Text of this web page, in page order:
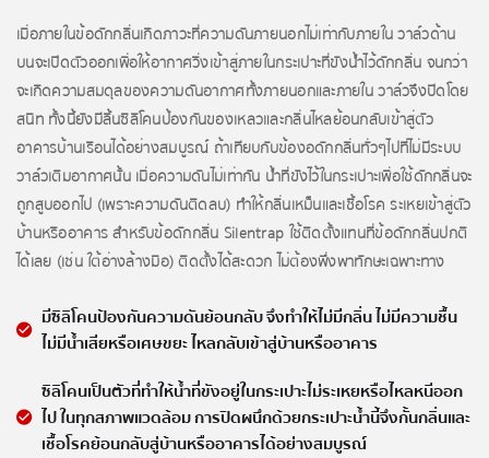
เมื่อภายในข้อดักกลิ่นเกิดภาวะที่ความดันภายนอกไม่เท่ากับภายใน วาล์วด้าน
บนจะเปิดตัวออกเพื่อให้อากาศวิ่งเข้าสู่ภายในกระเปาะที่ขังน้ำไว้ดักกลิ่น จนกว่า
จะเกิดความสมดุลของความดันอากาศทั้งภายนอกและภายใน วาล์วจึงปิดโดย
สนิท ทั้งนี้ยังมีลิ้นซิลิโคนป้องกันของเหลวและกลิ่นไหลย้อนกลับเข้าสู่ตัว
อาคารบ้านเรือนได้อย่างสมบูรณ์ ถ้าเทียบกับข้องอดักกลิ่นทั่วๆไปที่ไม่มีระบบ
วาล์วเติมอากาศนั้น เมื่อความดันไม่เท่ากัน น้ำที่ขังไว้ในกระเปาะเพื่อใช้ดักกลิ่นจะ
ถูกสูบออกไป (เพราะความดันติดลบ) ทำให้กลิ่นเหม็นและเชื้อโรค ระเหยเข้าสู่ตัว
บ้านหรืออาคาร สำหรับข้อดักกลิ่น Silentrap ใช้ติดตั้งแทนที่ข้อดักกลิ่นปกติ
ได้เลย (เช่น ใต้อ่างล้างมือ) ติดตั้งได้สะดวก ไม่ต้องพึ่งพาทักษะเฉพาะทาง
มีซิลิโคนป้องกันความดันย้อนกลับ จึงทำให้ไม่มีกลิ่น ไม่มีความชื้น
ไม่มีน้ำเสียหรือเศษขยะ ไหลกลับเข้าสู่บ้านหรืออาคาร
ซิลิโคนเป็นตัวที่ทำให้น้ำที่ขังอยู่ในกระเปาะไม่ระเหยหรือไหลหนีออก
ไป ในทุกสภาพแวดล้อม การปิดผนึกด้วยกระเปาะน้ำนี้จึงกั้นกลิ่นและ
เชื้อโรคย้อนกลับสู่บ้านหรืออาคารได้อย่างสมบูรณ์